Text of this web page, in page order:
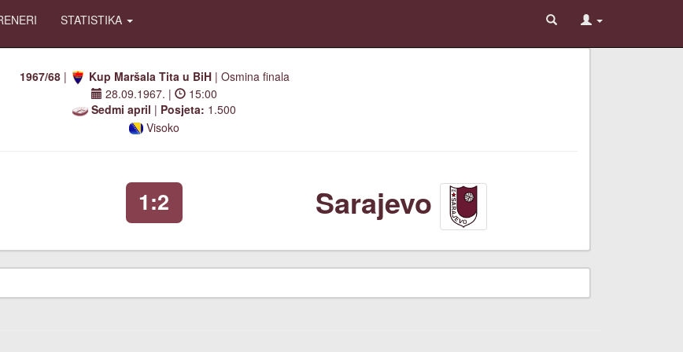
STATISTIKA
1967/68| Kup Maršala Tita u BiH| Osmina finala
28.09.1967. |
15:00
Sedmi april | Posjeta: 1.500
Visoko
1:2 Sarajevo